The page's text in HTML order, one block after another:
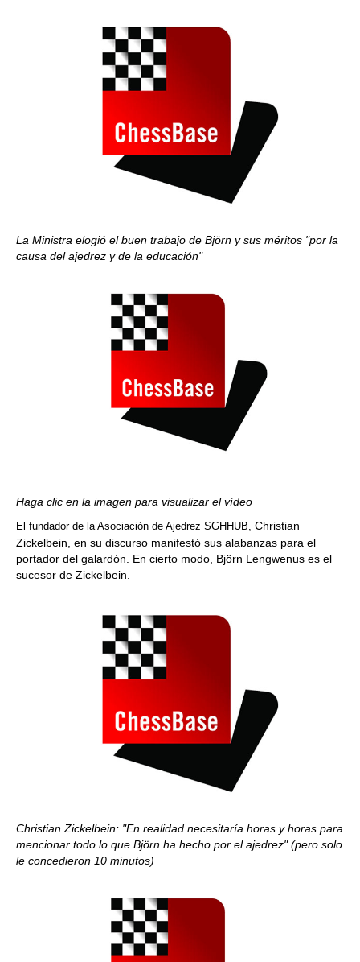
La Ministra elogió el buen trabajo de Björn y sus méritos "por la
causa del ajedrez y de la educación"
Haga clic en la imagen para visualizar el vídeo
El fundador de la Asociación de Ajedrez SGHHUB, Christian
Zickelbein, en su discurso manifestó sus alabanzas para el
portador del galardón. En cierto modo, Björn Lengwenus es el
sucesor de Zickelbein.
Christian Zickelbein: "En realidad necesitaría horas y horas para
mencionar todo lo que Björn ha hecho por el ajedrez" (pero solo
le concedieron 10 minutos)